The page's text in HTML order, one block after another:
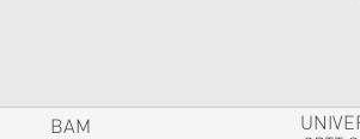
BAM